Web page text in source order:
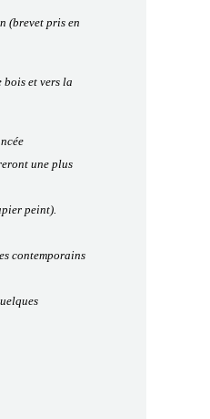
(brevet pris en
et vers la
une plus
peint).
contemporains